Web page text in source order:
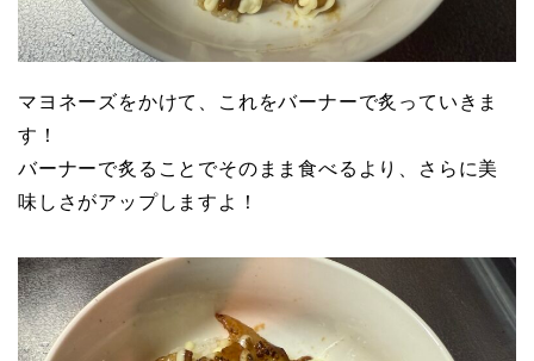
マヨネーズをかけて、これをバーナーで炙っていきま
す！
バーナーで炙ることでそのまま食べるより、さらに美
味しさがアップしますよ！